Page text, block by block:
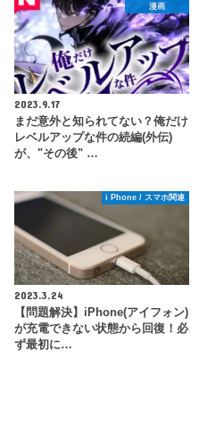
漫画
2023.9.17
まだ意外と知られてない？俺だけ
レベルアップな件の続編(外伝)
が、"その後" …
i Phone / スマホ関連
2023.3.24
【問題解決】iPhone(アイフォン)
が充電できない状態から回復！必
ず最初に…